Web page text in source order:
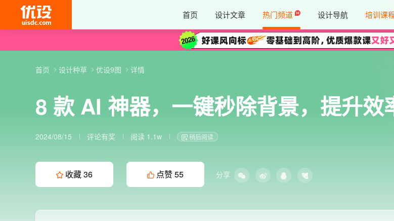
首页 设计文章 热门频道 设计导航 培训课
首页 设计种草 优设9图 详情
8 款 AI 神器，一键秒除背景，提升效
2024/08/15 评论有奖 阅读 1.1w 稍后阅读
收藏36 点赞55 分享